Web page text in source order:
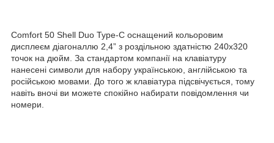
Comfort 50 Shell Duo Type-C оснащений кольоровим
дисплеєм діагоналлю 2,4” з роздільною здатністю 240х320
точок на дюйм. За стандартом компанії на клавіатуру
нанесені символи для набору українською, англійською та
російською мовами. До того ж клавіатура підсвічується, тому
навіть вночі ви можете спокійно набирати повідомлення чи
номери.